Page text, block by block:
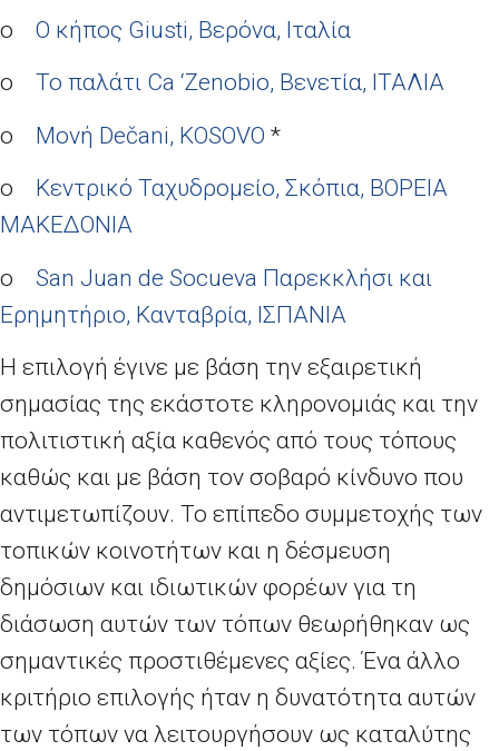
o Ο κήπος Giusti, Βερόνα, Ιταλία
o Το παλάτι Ca ‘Zenobio, Βενετία, ΙΤΑΛΙΑ
o Μονή Dečani, KOSOVO *
o Κεντρικό Ταχυδρομείο, Σκόπια, ΒΟΡΕΙΑ
ΜΑΚΕΔΟΝΙΑ
o San Juan de Socueva Παρεκκλήσι και
Ερημητήριο, Κανταβρία, ΙΣΠΑΝΙΑ
Η επιλογή έγινε με βάση την εξαιρετική
σημασίας της εκάστοτε κληρονομιάς και την
πολιτιστική αξία καθενός από τους τόπους
καθώς και με βάση τον σοβαρό κίνδυνο που
αντιμετωπίζουν. Το επίπεδο συμμετοχής των
τοπικών κοινοτήτων και η δέσμευση
δημόσιων και ιδιωτικών φορέων για τη
διάσωση αυτών των τόπων θεωρήθηκαν ως
σημαντικές προστιθέμενες αξίες. Ένα άλλο
κριτήριο επιλογής ήταν η δυνατότητα αυτών
των τόπων να λειτουργήσουν ως καταλύτης